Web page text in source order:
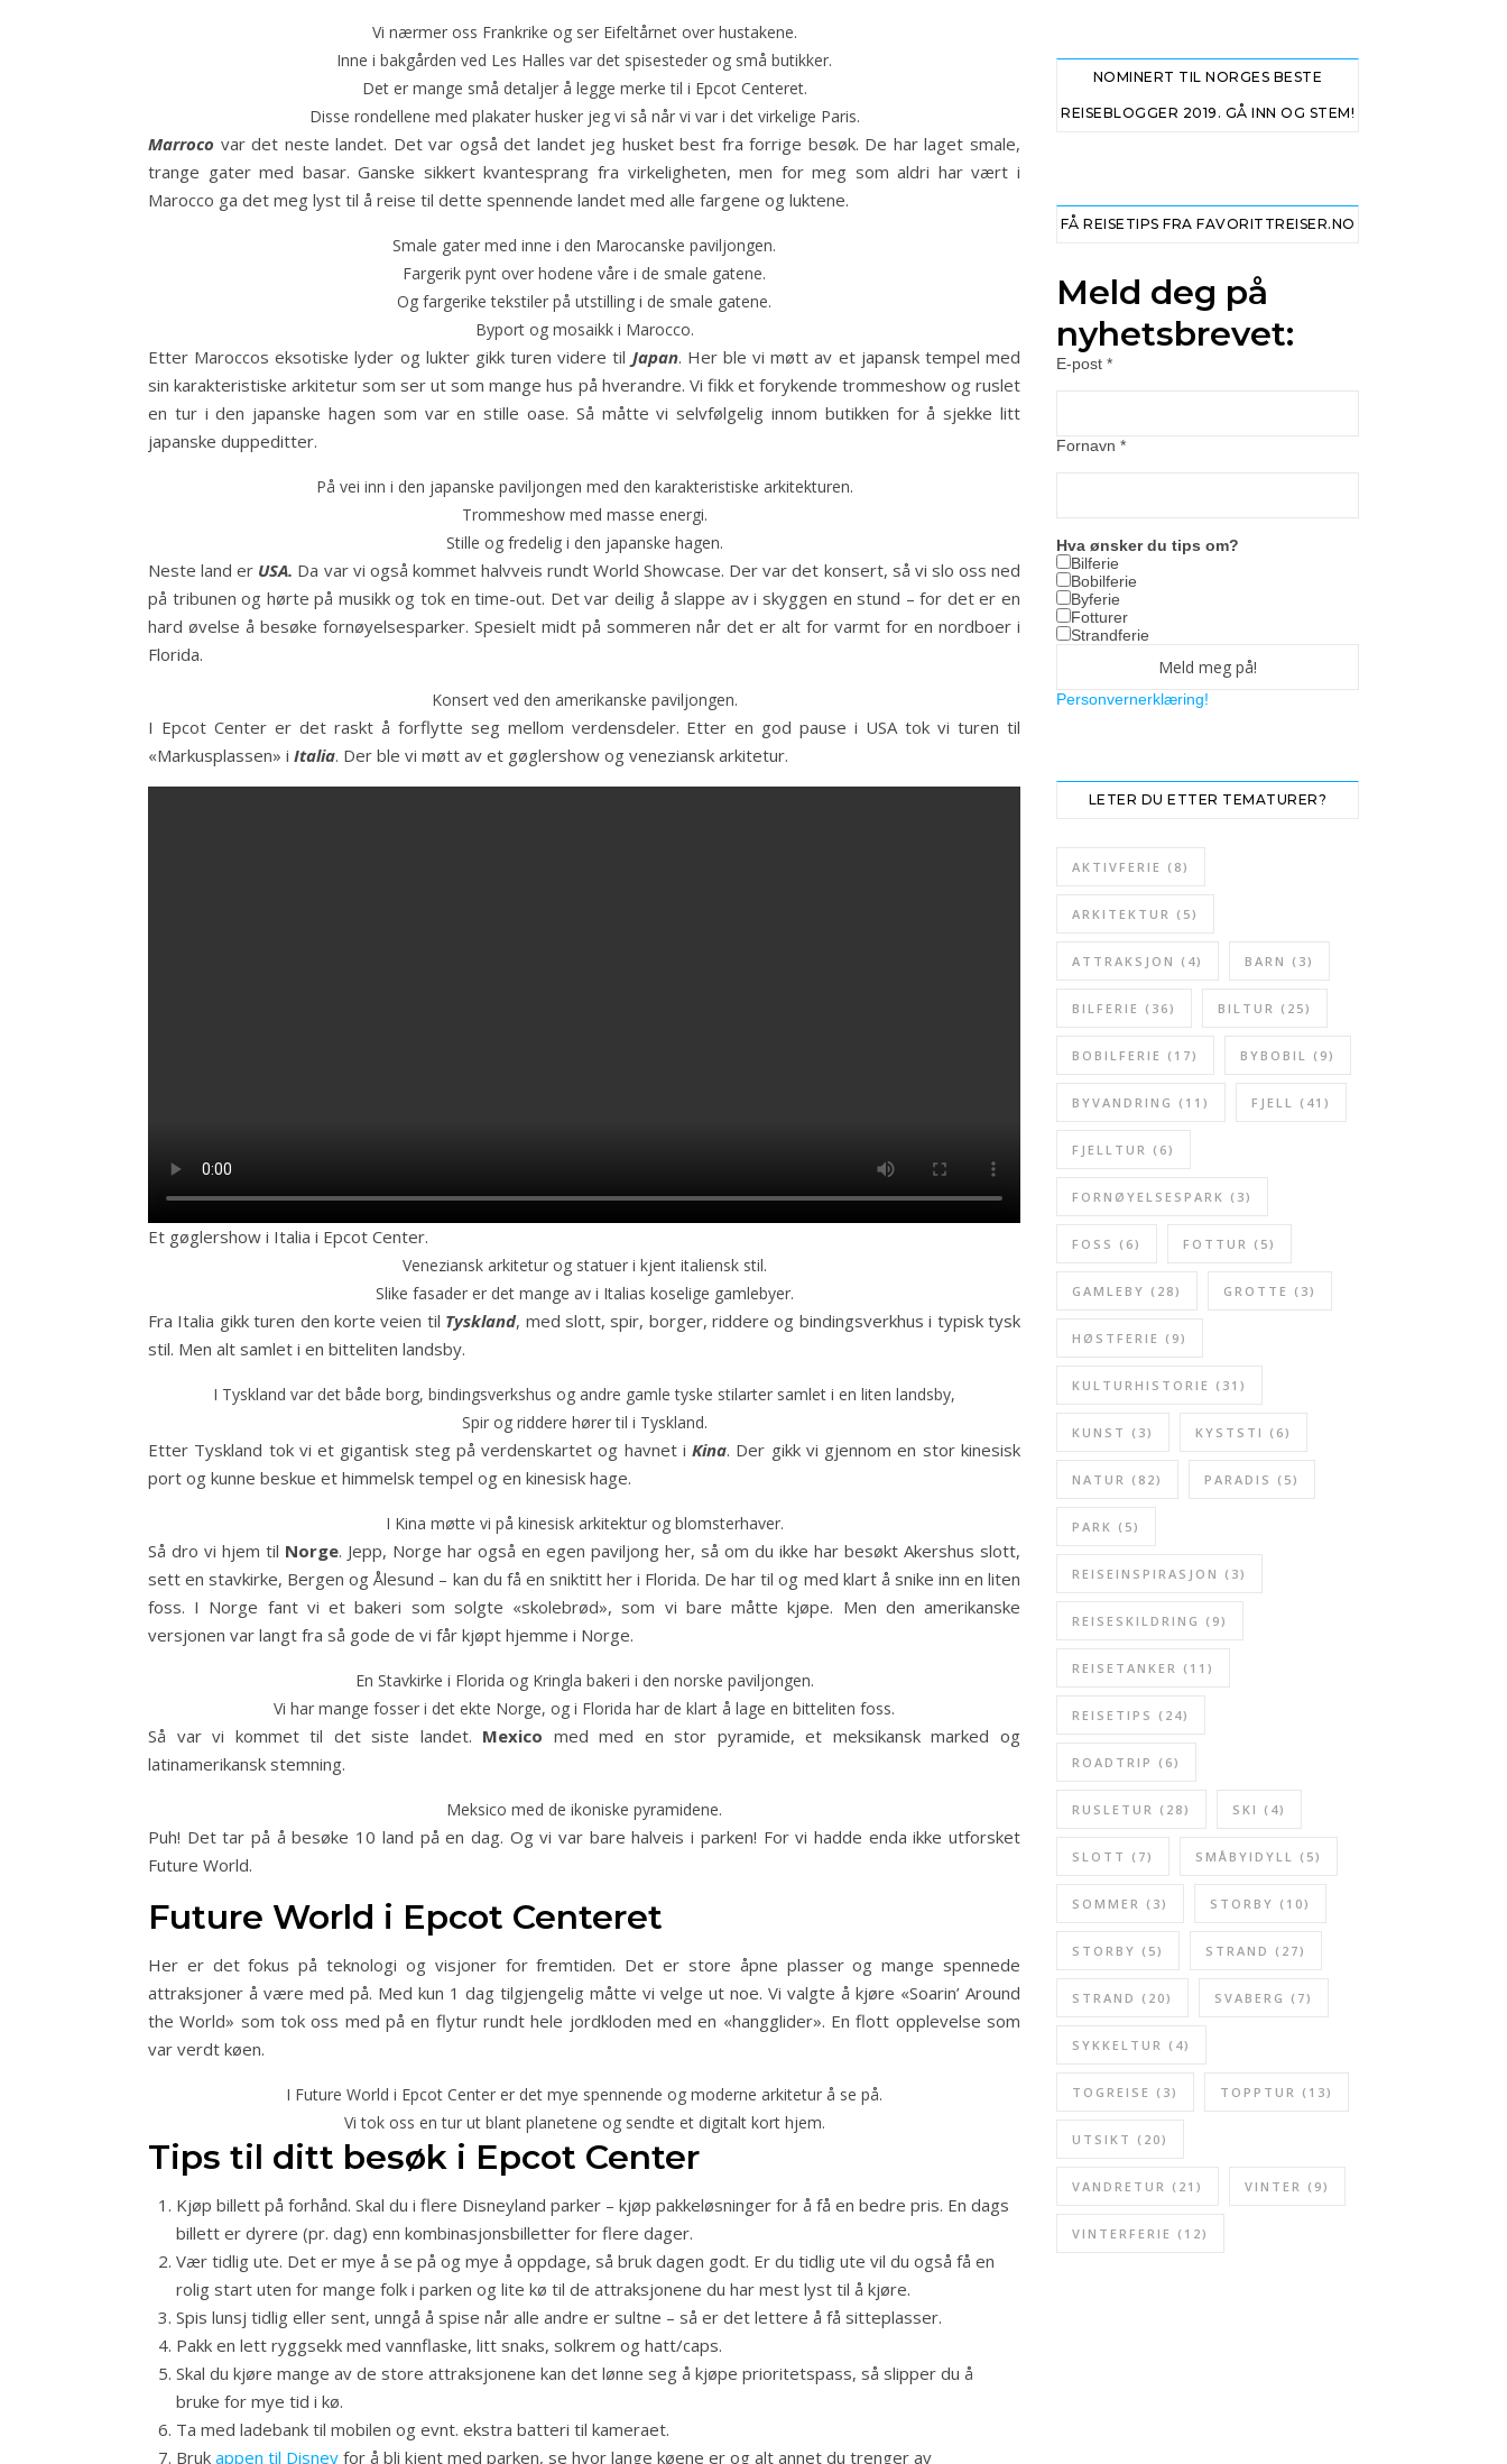
Vi nærmer oss Frankrike og ser Eifeltårnet over hustakene.
Inne i bakgården ved Les Halles var det spisesteder og små butikker.
Det er mange små detaljer å legge merke til i Epcot Centeret.
Disse rondellene med plakater husker jeg vi så når vi var i det virkelige Paris.
Marroco var det neste landet. Det var også det landet jeg husket best fra forrige besøk. De har laget smale,
trange gater med basar. Ganske sikkert kvantesprang fra virkeligheten, men for meg som aldri har vært i
Marocco ga det meg lyst til å reise til dette spennende landet med alle fargene og luktene.
Smale gater med inne i den Marocanske paviljongen.
Fargerik pynt over hodene våre i de smale gatene.
Og fargerike tekstiler på utstilling i de smale gatene.
Byport og mosaikk i Marocco.
Etter Maroccos eksotiske lyder og lukter gikk turen videre til Japan. Her ble vi møtt av et japansk tempel med
sin karakteristiske arkitetur som ser ut som mange hus på hverandre. Vi fikk et forykende trommeshow og ruslet
en tur i den japanske hagen som var en stille oase. Så måtte vi selvfølgelig innom butikken for å sjekke litt
japanske duppeditter.
På vei inn i den japanske paviljongen med den karakteristiske arkitekturen.
Trommeshow med masse energi.
Stille og fredelig i den japanske hagen.
Neste land er USA. Da var vi også kommet halvveis rundt World Showcase. Der var det konsert, så vi slo oss ned
på tribunen og hørte på musikk og tok en time-out. Det var deilig å slappe av i skyggen en stund – for det er en
hard øvelse å besøke fornøyelsesparker. Spesielt midt på sommeren når det er alt for varmt for en nordboer i
Florida.
Konsert ved den amerikanske paviljongen.
I Epcot Center er det raskt å forflytte seg mellom verdensdeler. Etter en god pause i USA tok vi turen til
«Markusplassen» i Italia. Der ble vi møtt av et gøglershow og veneziansk arkitetur.
Et gøglershow i Italia i Epcot Center.
Veneziansk arkitetur og statuer i kjent italiensk stil.
Slike fasader er det mange av i Italias koselige gamlebyer.
Fra Italia gikk turen den korte veien til Tyskland, med slott, spir, borger, riddere og bindingsverkhus i typisk tysk
stil. Men alt samlet i en bitteliten landsby.
I Tyskland var det både borg, bindingsverkshus og andre gamle tyske stilarter samlet i en liten landsby,
Spir og riddere hører til i Tyskland.
Etter Tyskland tok vi et gigantisk steg på verdenskartet og havnet iKina. Der gikk vi gjennom en stor kinesisk
port og kunne beskue et himmelsk tempel og en kinesisk hage.
I Kina møtte vi på kinesisk arkitektur og blomsterhaver.
Så dro vi hjem til Norge. Jepp, Norge har også en egen paviljong her, så om du ikke har besøkt Akershus slott,
sett en stavkirke, Bergen og Ålesund – kan du få en sniktitt her i Florida. De har til og med klart å snike inn en liten
foss. I Norge fant vi et bakeri som solgte «skolebrød», som vi bare måtte kjøpe. Men den amerikanske
versjonen var langt fra så gode de vi får kjøpt hjemme i Norge.
En Stavkirke i Florida og Kringla bakeri i den norske paviljongen.
Vi har mange fosser i det ekte Norge, og i Florida har de klart å lage en bitteliten foss.
Så var vi kommet til det siste landet. Mexico med med en stor pyramide, et meksikansk marked og
latinamerikansk stemning.
Meksico med de ikoniske pyramidene.
Puh! Det tar på å besøke 10 land på en dag. Og vi var bare halveis i parken! For vi hadde enda ikke utforsket
Future World.
Future World i Epcot Centeret
Her er det fokus på teknologi og visjoner for fremtiden. Det er store åpne plasser og mange spennede
attraksjoner å være med på. Med kun 1 dag tilgjengelig måtte vi velge ut noe. Vi valgte å kjøre «Soarin’ Around
the World» som tok oss med på en flytur rundt hele jordkloden med en «hangglider». En flott opplevelse som
var verdt køen.
I Future World i Epcot Center er det mye spennende og moderne arkitetur å se på.
Vi tok oss en tur ut blant planetene og sendte et digitalt kort hjem.
Tips til ditt besøk i Epcot Center
Kjøp billett på forhånd. Skal du i flere Disneyland parker – kjøp pakkeløsninger for å få en bedre pris. En dags
billett er dyrere (pr. dag) enn kombinasjonsbilletter for flere dager.
Vær tidlig ute. Det er mye å se på og mye å oppdage, så bruk dagen godt. Er du tidlig ute vil du også få en
rolig start uten for mange folk i parken og lite kø til de attraksjonene du har mest lyst til å kjøre.
Spis lunsj tidlig eller sent, unngå å spise når alle andre er sultne – så er det lettere å få sitteplasser.
Pakk en lett ryggsekk med vannflaske, litt snaks, solkrem og hatt/caps.
Skal du kjøre mange av de store attraksjonene kan det lønne seg å kjøpe prioritetspass, så slipper du å
bruke for mye tid i kø.
Ta med ladebank til mobilen og evnt. ekstra batteri til kameraet.
Bruk appen til Disney for å bli kjent med parken, se hvor lange køene er og alt annet du trenger av
NOMINERT TIL NORGES BESTE
REISEBLOGGER 2019. GÅ INN OG STEM!
FÅ REISETIPS FRA FAVORITTREISER.NO
Meld deg på
nyhetsbrevet:
E-post *
Fornavn *
Hva ønsker du tips om?
Bilferie
Bobilferie
Byferie
Fotturer
Strandferie
Personvernerklæring!
LETER DU ETTER TEMATURER?
AKTIVFERIE (8)
ARKITEKTUR (5)
ATTRAKSJON (4) BARN (3)
BILFERIE (36) BILTUR (25)
BOBILFERIE (17) BYBOBIL (9)
BYVANDRING (11) FJELL (41)
FJELLTUR (6)
FORNØYELSESPARK (3)
FOSS (6) FOTTUR (5)
GAMLEBY (28) GROTTE (3)
HØSTFERIE (9)
KULTURHISTORIE (31)
KUNST (3) KYSTSTI (6)
NATUR (82) PARADIS (5)
PARK (5)
REISEINSPIRASJON (3)
REISESKILDRING (9)
REISETANKER (11)
REISETIPS (24)
ROADTRIP (6)
RUSLETUR (28) SKI (4)
SLOTT (7) SMÅBYIDYLL (5)
SOMMER (3) STORBY (10)
STORBY (5) STRAND (27)
STRAND (20) SVABERG (7)
SYKKELTUR (4)
TOGREISE (3) TOPPTUR (13)
UTSIKT (20)
VANDRETUR (21) VINTER (9)
VINTERFERIE (12)